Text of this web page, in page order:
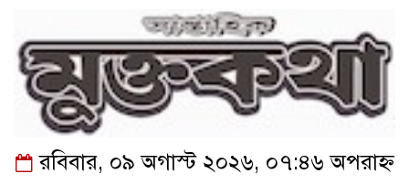
রবিবার, ০৯ অগাস্ট ২০২৬, ০৭:৪৬ অপরাহ্ন